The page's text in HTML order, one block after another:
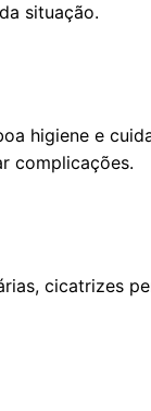
situação.
higiene e
complicações.
cicatrizes